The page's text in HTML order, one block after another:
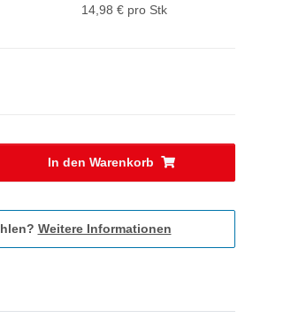
14,98 € pro Stk
In den Warenkorb
Weitere Informationen